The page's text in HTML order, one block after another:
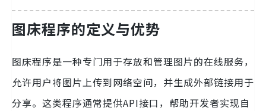
图床程序的定义与优势
图床程序是一种专门用于存放和管理图片的在线服务，
允许用户将图片上传到网络空间，并生成外部链接用于
分享。这类程序通常提供API接口，帮助开发者实现自